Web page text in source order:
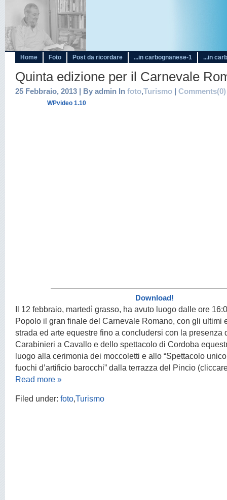
Home Foto Post da ricordare ...in carbognanese-1 ...in
Quinta edizione per il Carnevale
25 Febbraio, 2013 | By admin In foto,Turismo | Comments(0)
WPvideo 1.10
Download!
Il 12 febbraio, martedì grasso, ha avuto luogo dalle ore
Popolo il gran finale del Carnevale Romano, con gli ultimi
strada ed arte equestre fino a concludersi con la presenza
Carabinieri a Cavallo e dello spettacolo di Cordoba
luogo alla cerimonia dei moccoletti e allo “Spettacolo
fuochi d’artificio barocchi” dalla terrazza del Pincio
Read more »
Filed under: foto,Turismo